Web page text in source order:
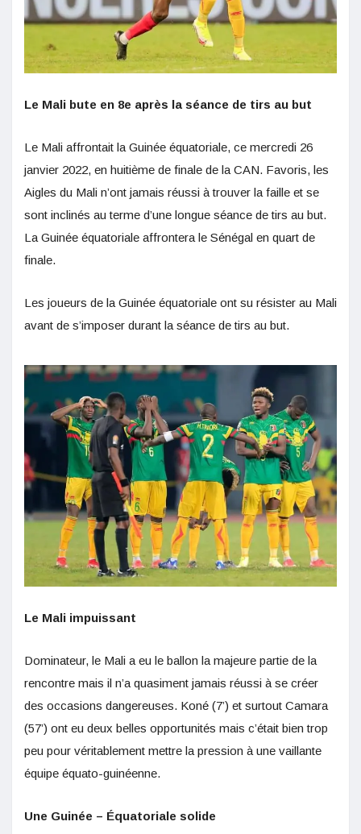
Le Mali bute en 8e après la séance de tirs au but
Le Mali affrontait la Guinée équatoriale, ce mercredi 26
janvier 2022, en huitième de finale de la CAN. Favoris, les
Aigles du Mali n’ont jamais réussi à trouver la faille et se
sont inclinés au terme d’une longue séance de tirs au but.
La Guinée équatoriale affrontera le Sénégal en quart de
finale.
Les joueurs de la Guinée équatoriale ont su résister au Mali
avant de s’imposer durant la séance de tirs au but.
Le Mali impuissant
Dominateur, le Mali a eu le ballon la majeure partie de la
rencontre mais il n’a quasiment jamais réussi à se créer
des occasions dangereuses. Koné (7’) et surtout Camara
(57’) ont eu deux belles opportunités mais c’était bien trop
peu pour véritablement mettre la pression à une vaillante
équipe équato-guinéenne.
Une Guinée – Équatoriale solide